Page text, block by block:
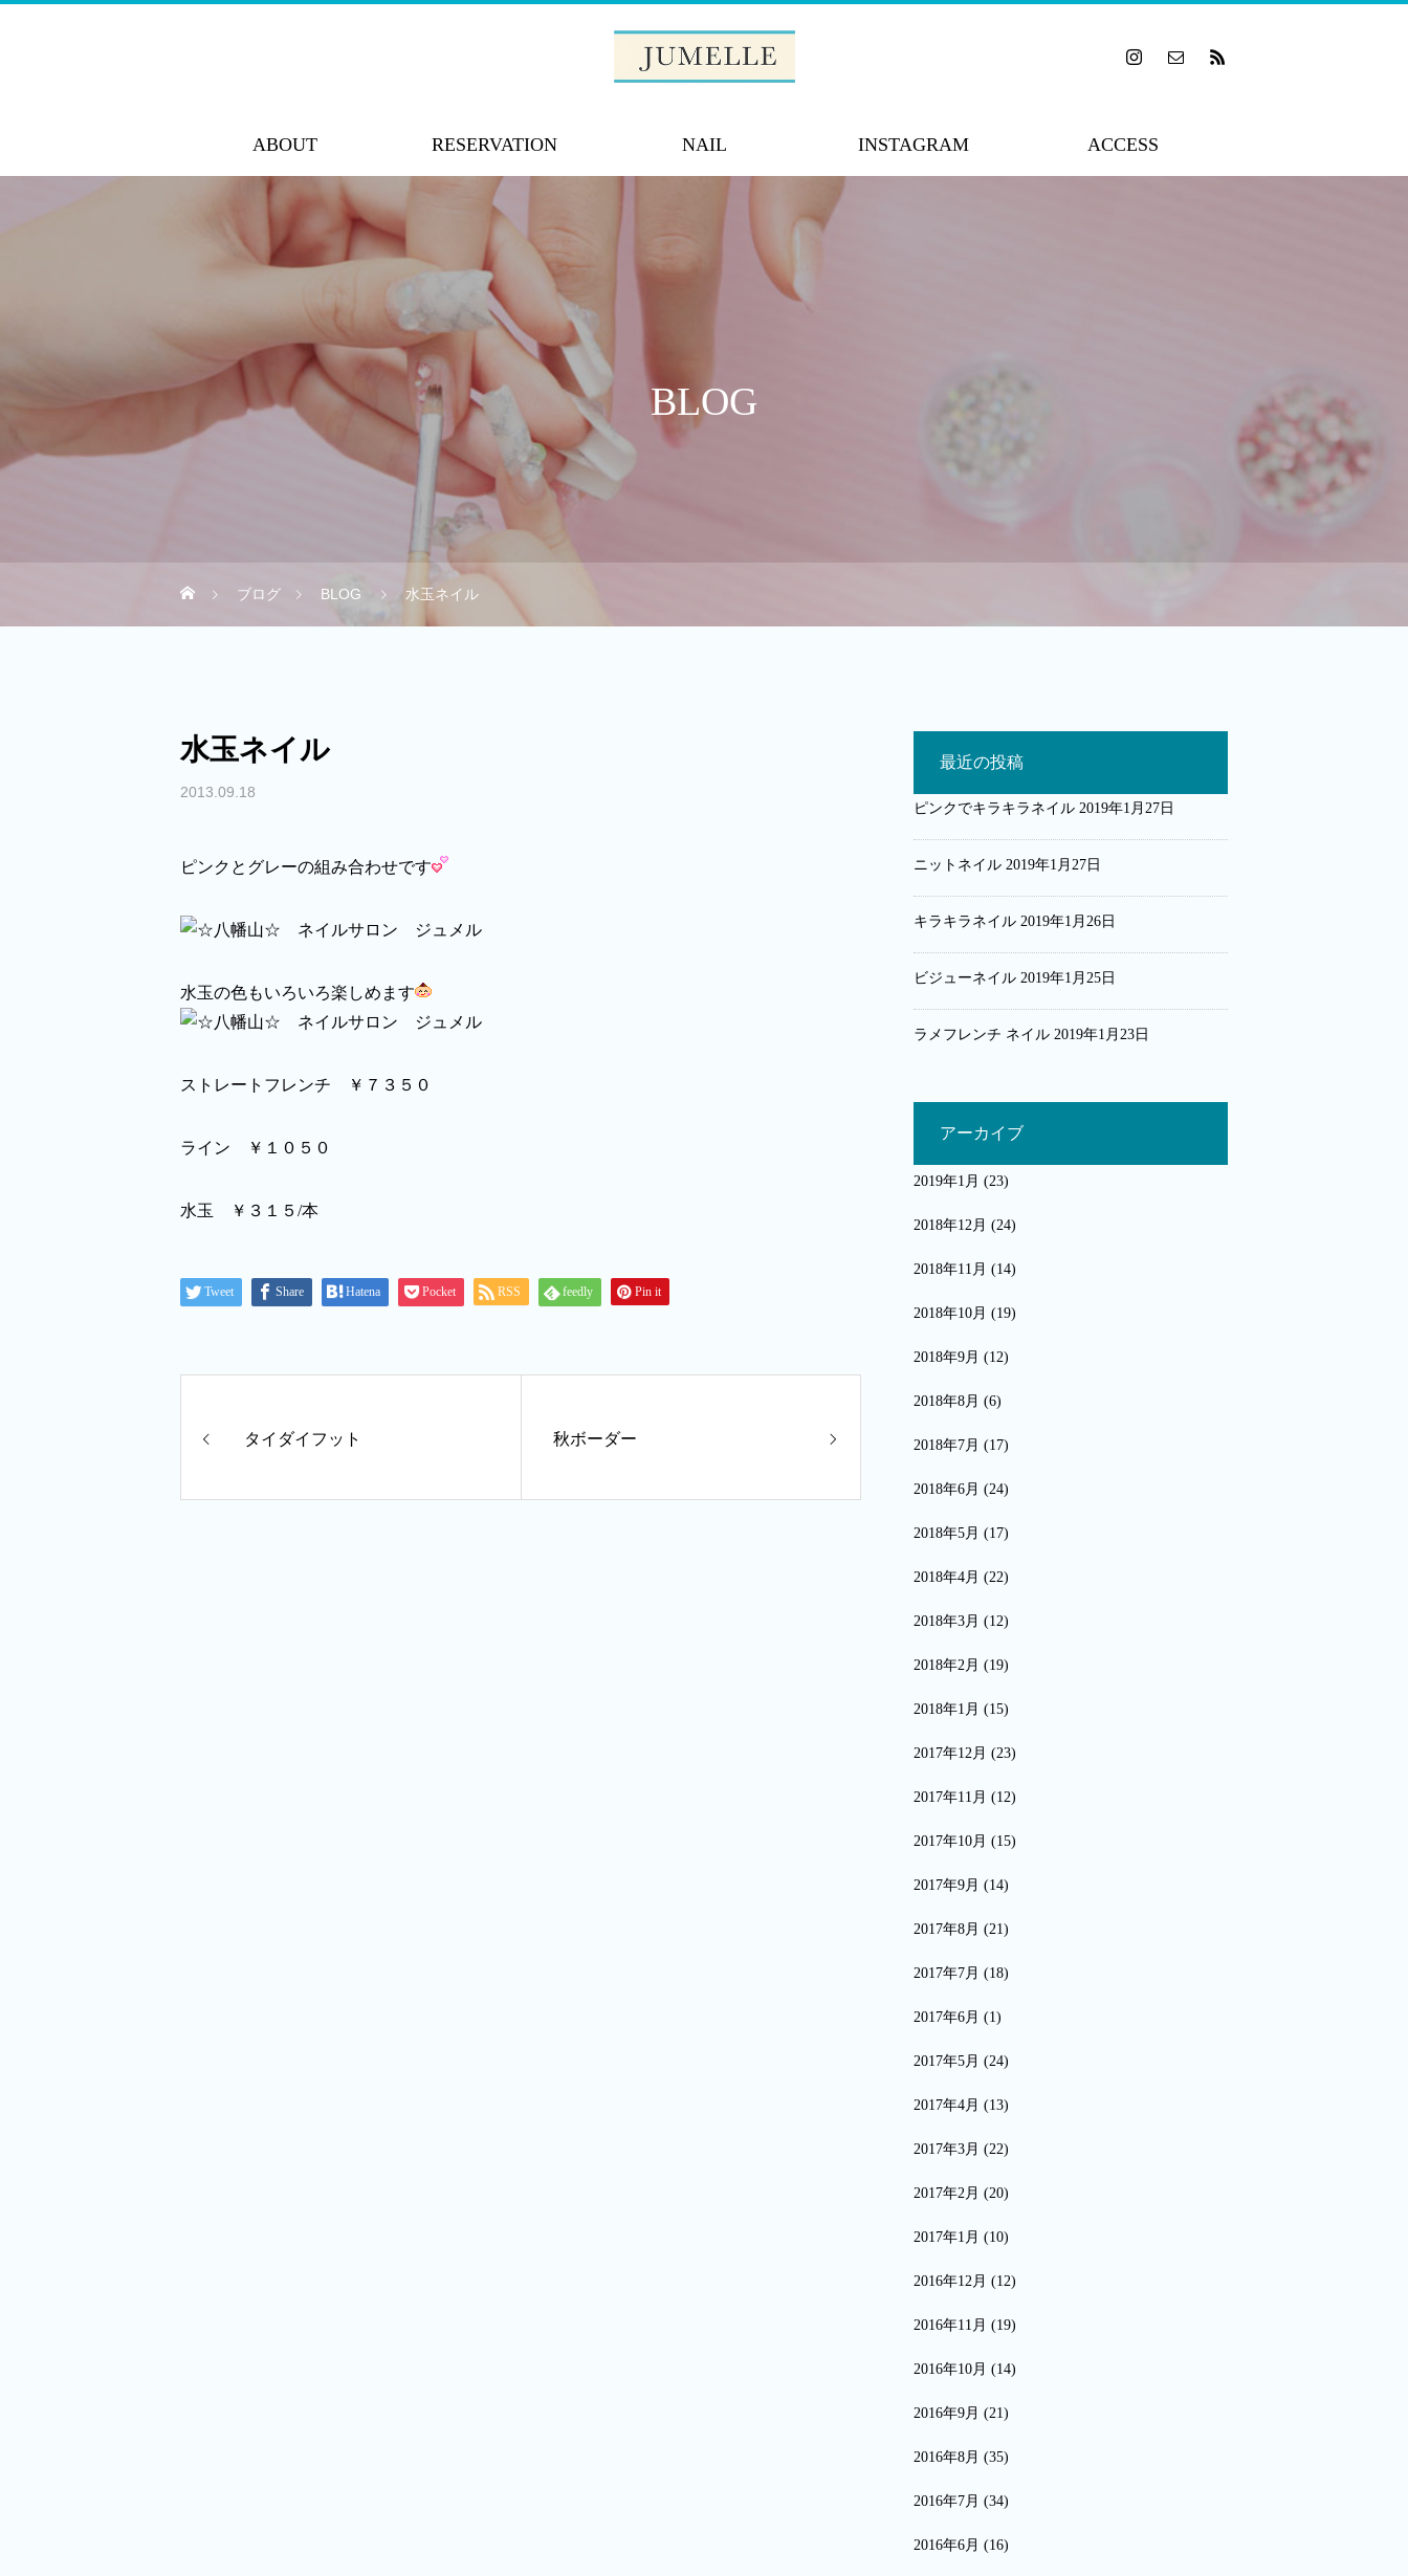
ABOUT RESERVATION NAIL INSTAGRAM ACCESS
BLOG
ブログ BLOG 水玉ネイル
水玉ネイル
2013.09.18
ピンクとグレーの組み合わせです
水玉の色もいろいろ楽しめます
ストレートフレンチ ￥７３５０
ライン ￥１０５０
水玉 ￥３１５/本
Tweet Share Hatena Pocket RSS feedly Pin it
タイダイフット 秋ボーダー
最近の投稿
ピンクでキラキラネイル 2019年1月27日
ニットネイル 2019年1月27日
キラキラネイル 2019年1月26日
ビジューネイル 2019年1月25日
ラメフレンチ ネイル 2019年1月23日
アーカイブ
2019年1月 (23)
2018年12月 (24)
2018年11月 (14)
2018年10月 (19)
2018年9月 (12)
2018年8月 (6)
2018年7月 (17)
2018年6月 (24)
2018年5月 (17)
2018年4月 (22)
2018年3月 (12)
2018年2月 (19)
2018年1月 (15)
2017年12月 (23)
2017年11月 (12)
2017年10月 (15)
2017年9月 (14)
2017年8月 (21)
2017年7月 (18)
2017年6月 (1)
2017年5月 (24)
2017年4月 (13)
2017年3月 (22)
2017年2月 (20)
2017年1月 (10)
2016年12月 (12)
2016年11月 (19)
2016年10月 (14)
2016年9月 (21)
2016年8月 (35)
2016年7月 (34)
2016年6月 (16)